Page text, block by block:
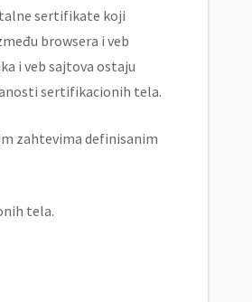
sertifikate koji
browsera i veb
i veb sajtova ostaju
sertifikacionih tela.
zahtevima definisanim
tela.